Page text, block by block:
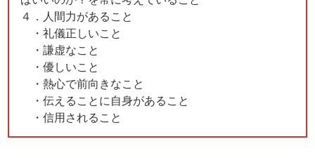
４．人間力があること
・礼儀正しいこと
・謙虚なこと
・優しいこと
・熱心で前向きなこと
・伝えることに自身があること
・信用されること